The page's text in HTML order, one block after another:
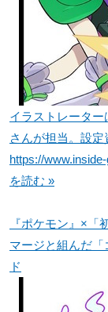
イラストレーター
さんが担当。設
https://
を読む »
『ポケモン』×「
マージと組んだ
ド